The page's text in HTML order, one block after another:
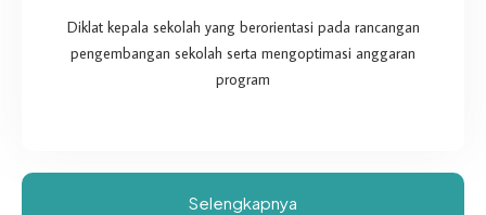
Diklat kepala sekolah yang berorientasi pada rancangan
pengembangan sekolah serta mengoptimasi anggaran
program
Selengkapnya